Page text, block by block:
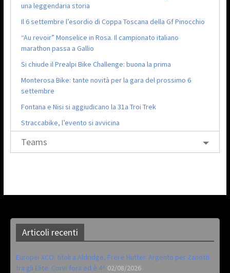
una leggendaria storia
Il 6 settembre l’esordio di Coppa Toscana della Gf Pinocchio
“Au revoir” Monselice in Rosa. Il campionato italiano
marathon passa a Gallio
Si chiude il Prealpi Bike Challenge: buona la prima
Monterosa Bike: tante novità per la gara del prossimo 6
settembre
Fontana e Nisi si aggiudicano la 31a Troi Trek
Straccabike, l’evento si avvicina
Teams
Articoli recenti
Europei XCO: titoli a Aldridge, Frei e Hutter. Argento per Zanotti
tra gli Elite. Corvi fora ed è 4^ 02/08/2026